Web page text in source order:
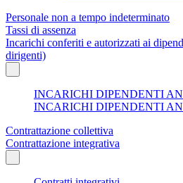
Personale non a tempo indeterminato
Tassi di assenza
Incarichi conferiti e autorizzati ai
dirigenti)
INCARICHI DIPENDENTI
INCARICHI DIPENDENTI
Contrattazione collettiva
Contrattazione integrativa